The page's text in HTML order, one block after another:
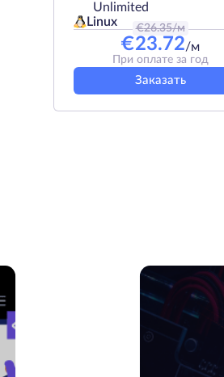
Unlimited
Linux
€26.35/м
€23.72/м
При оплате за год
Заказать